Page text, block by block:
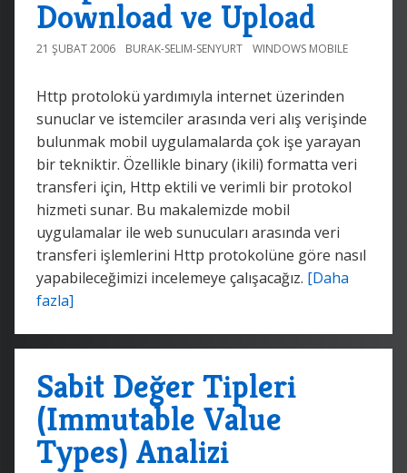
Download ve Upload
21 ŞUBAT 2006 BURAK-SELIM-SENYURT WINDOWS MOBILE
Http protolokü yardımıyla internet üzerinden
sunuclar ve istemciler arasında veri alış verişinde
bulunmak mobil uygulamalarda çok işe yarayan
bir tekniktir. Özellikle binary (ikili) formatta veri
transferi için, Http ektili ve verimli bir protokol
hizmeti sunar. Bu makalemizde mobil
uygulamalar ile web sunucuları arasında veri
transferi işlemlerini Http protokolüne göre nasıl
yapabileceğimizi incelemeye çalışacağız. [Daha
fazla]
Sabit Değer Tipleri
(Immutable Value
Types) Analizi